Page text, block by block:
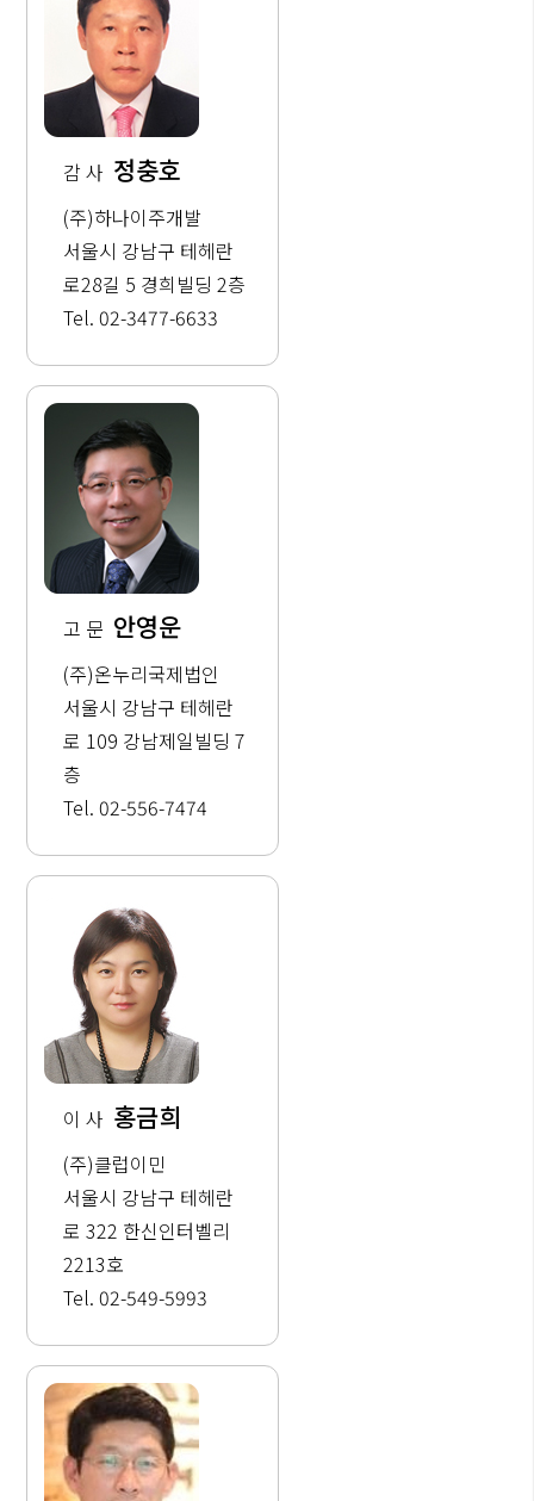
감 사 정충호
(주)하나이주개발
서울시 강남구 테헤란
로28길 5 경희빌딩 2층
Tel. 02-3477-6633
고 문 안영운
(주)온누리국제법인
서울시 강남구 테헤란
로 109 강남제일빌딩 7
층
Tel. 02-556-7474
이 사 홍금희
(주)클럽이민
서울시 강남구 테헤란
로 322 한신인터벨리
2213호
Tel. 02-549-5993